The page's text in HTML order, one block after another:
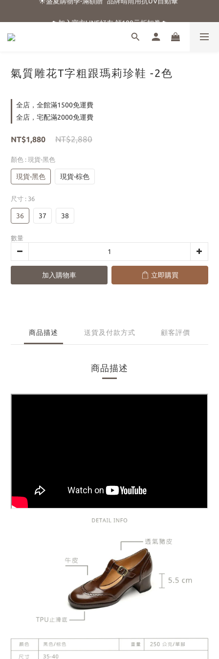
☁️加入官方LINE好友 領100元折扣卷☁️
⭐新朋友首購享優惠⭐
氣質雕花T字粗跟瑪莉珍鞋 -2色
全店，全館滿1500免運費
全店，宅配滿2000免運費
NT$1,880 NT$2,880
顏色 : 現貨-黑色
現貨-黑色 現貨-棕色
尺寸 : 36
36 37 38
數量
加入購物車 立即購買
商品描述 送貨及付款方式 顧客評價
商品描述